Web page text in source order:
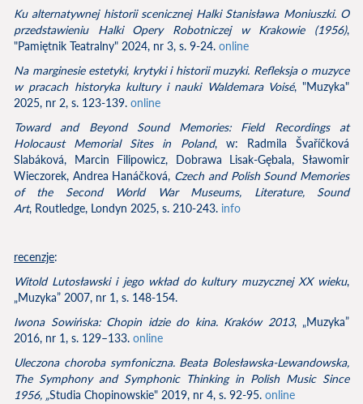
Ku alternatywnej historii scenicznej Halki Stanisława Moniuszki. O
przedstawieniu Halki Opery Robotniczej w Krakowie (1956),
"Pamiętnik Teatralny" 2024, nr 3, s. 9-24. online
Na marginesie estetyki, krytyki i historii muzyki. Refleksja o muzyce
w pracach historyka kultury i nauki Waldemara Voisé, "Muzyka"
2025, nr 2, s. 123-139. online
Toward and Beyond Sound Memories: Field Recordings at
Holocaust Memorial Sites in Poland, w: Radmila Švaříčková
Slabáková, Marcin Filipowicz, Dobrawa Lisak-Gębala, Sławomir
Wieczorek, Andrea Hanáčková, Czech and Polish Sound Memories
of the Second World War Museums, Literature, Sound
Art, Routledge, Londyn 2025, s. 210-243. info
recenzje:
Witold Lutosławski i jego wkład do kultury muzycznej XX wieku,
„Muzyka” 2007, nr 1, s. 148-154.
Iwona Sowińska: Chopin idzie do kina. Kraków 2013, „Muzyka”
2016, nr 1, s. 129–133. online
Uleczona choroba symfoniczna. Beata Bolesławska-Lewandowska,
The Symphony and Symphonic Thinking in Polish Music Since
1956, „Studia Chopinowskie" 2019, nr 4, s. 92-95. online